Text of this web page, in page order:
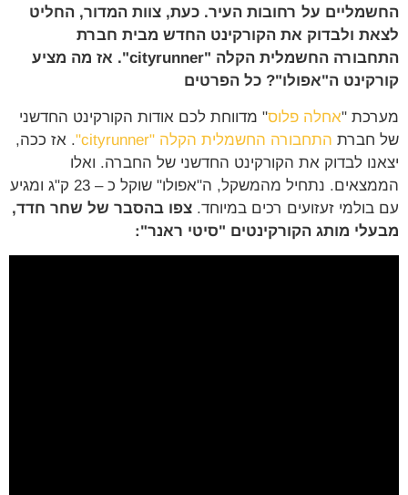
החשמליים על רחובות העיר. כעת, צוות המדור, החליט
לצאת ולבדוק את הקורקינט החדש מבית חברת
התחבורה החשמלית הקלה "cityrunner". אז מה מציע
קורקינט ה"אפולו"? כל הפרטים
מערכת "אחלה פלוס" מדווחת לכם אודות הקורקינט החדשני
של חברת התחבורה החשמלית הקלה "cityrunner"
. אז ככה,
יצאנו לבדוק את הקורקינט החדשני של החברה. ואלו
הממצאים. נתחיל מהמשקל, ה"אפולו" שוקל כ – 23 ק"ג ומגיע
עם בולמי זעזועים רכים במיוחד. צפו בהסבר של שחר חדד,
מבעלי מותג הקורקינטים "סיטי ראנר":